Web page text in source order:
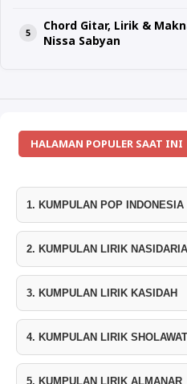
Chord Gitar, Lirik &
Nissa Sabyan
HALAMAN POPULER SAAT INI
1. KUMPULAN POP INDONESIA
2. KUMPULAN LIRIK NASIDARIA
3. KUMPULAN LIRIK KASIDAH
4. KUMPULAN LIRIK SHOLAWAT
5. KUMPULAN LIRIK ALMANAR